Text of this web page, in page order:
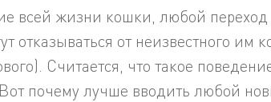
всей жизни кошки, любой
отказываться от неизвестного им
Считается, что такое
почему лучше вводить любой